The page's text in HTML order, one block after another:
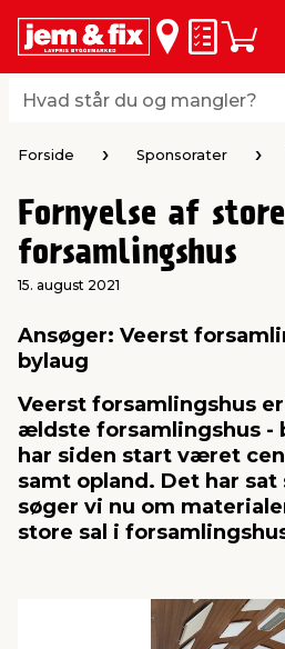
Hvad står du og mangler?
Hvad står du og mangler?
loft & vægge
vinduer
brædder
& varme
& ophæng
& opbevaring
& persienner
& armatur
& ventilation
kloak
Home
& kemikalier
& fugemasse
af værktøj
maskiner
& spande
underholdning
Forside Sponsorater
Fornyelse af
forsamlingshus
15. august 2021
Ansøger: Veerst
bylaug
Veerst forsamlingshus
ældste forsamlingshus -
har siden start været
samt opland. Det har
søger vi nu om
store sal i